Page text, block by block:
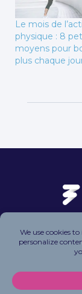
Le mois de
physique : 8
moyens pour
plus chaque
Copyright